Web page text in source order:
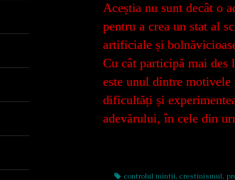
Aceștia nu sunt decât o
pentru a crea un stat al
artificiale și
Cu cât participă mai des
este unul dintre motivele
dificultăți și
adevărului, în cele din
Tags
controlul mintii, crestinismul,